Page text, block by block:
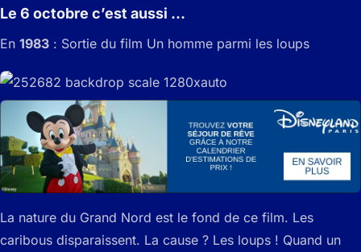
Le 6 octobre c’est aussi …
En 1983 : Sortie du film Un homme parmi les loups
La nature du Grand Nord est le fond de ce film. Les
caribous disparaissent. La cause ? Les loups ! Quand un